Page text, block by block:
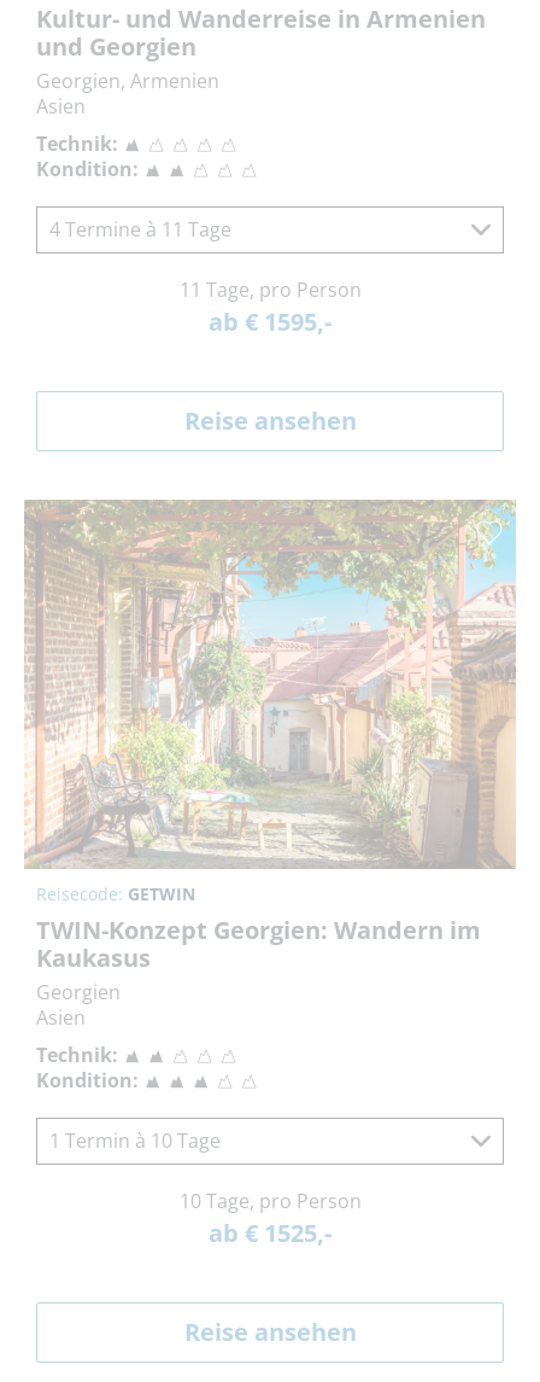
Kultur- und Wanderreise in Armenien
und Georgien
Georgien, Armenien
Asien
Technik:
Kondition:
4 Termine à 11 Tage
11 Tage, pro Person
ab € 1595,-
Reise ansehen
Reisecode: GETWIN
TWIN-Konzept Georgien: Wandern im
Kaukasus
Georgien
Asien
Technik:
Kondition:
1 Termin à 10 Tage
10 Tage, pro Person
ab € 1525,-
Reise ansehen